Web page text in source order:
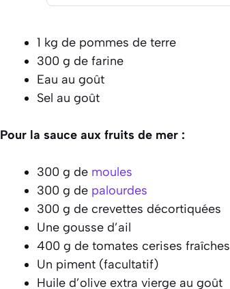
1 kg de pommes de terre
300 g de farine
Eau au goût
Sel au goût
Pour la sauce aux fruits de mer :
300 g de moules
300 g de palourdes
300 g de crevettes décortiquées
Une gousse d’ail
400 g de tomates cerises fraîches
Un piment (facultatif)
Huile d’olive extra vierge au goût